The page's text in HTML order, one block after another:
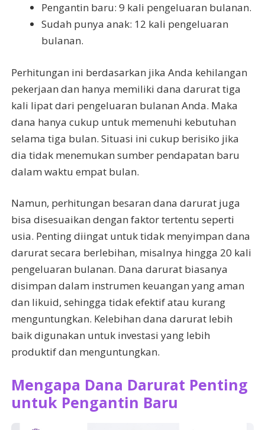
Pengantin baru: 9 kali pengeluaran bulanan.
Sudah punya anak: 12 kali pengeluaran
bulanan.
Perhitungan ini berdasarkan jika Anda kehilangan
pekerjaan dan hanya memiliki dana darurat tiga
kali lipat dari pengeluaran bulanan Anda. Maka
dana hanya cukup untuk memenuhi kebutuhan
selama tiga bulan. Situasi ini cukup berisiko jika
dia tidak menemukan sumber pendapatan baru
dalam waktu empat bulan.
Namun, perhitungan besaran dana darurat juga
bisa disesuaikan dengan faktor tertentu seperti
usia. Penting diingat untuk tidak menyimpan dana
darurat secara berlebihan, misalnya hingga 20 kali
pengeluaran bulanan. Dana darurat biasanya
disimpan dalam instrumen keuangan yang aman
dan likuid, sehingga tidak efektif atau kurang
menguntungkan. Kelebihan dana darurat lebih
baik digunakan untuk investasi yang lebih
produktif dan menguntungkan.
Mengapa Dana Darurat Penting
untuk Pengantin Baru